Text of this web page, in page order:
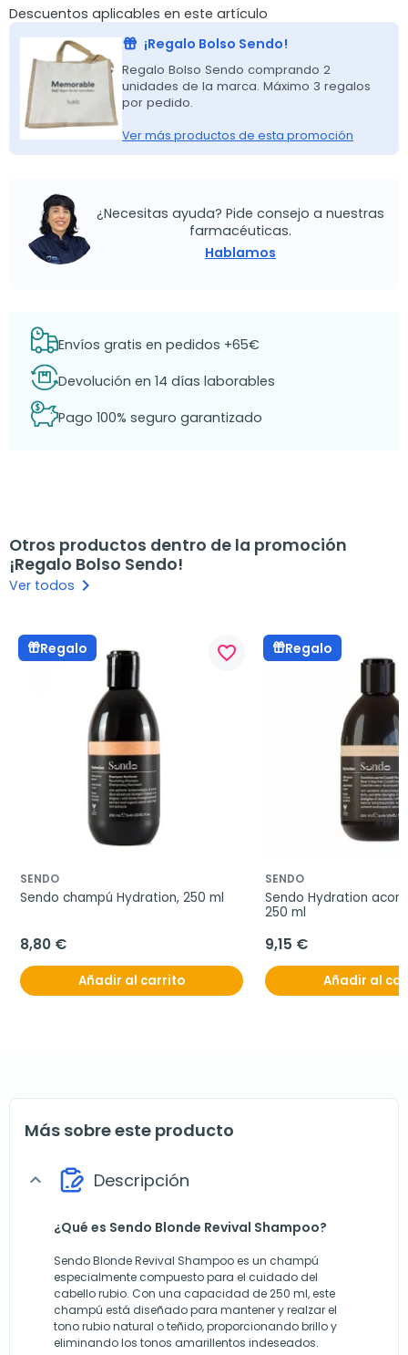
Descuentos aplicables en este artículo
¡Regalo Bolso Sendo!
Regalo Bolso Sendo comprando 2
unidades de la marca. Máximo 3 regalos
por pedido.
Ver más productos de esta promoción
¿Necesitas ayuda? Pide consejo a nuestras
farmacéuticas.
Hablamos
Envíos gratis en pedidos +65€
Devolución en 14 días laborables
Pago 100% seguro garantizado
Otros productos dentro de la promoción
¡Regalo Bolso Sendo!
Ver todos keyboard_arrow_right
Regalo favorite_border
SENDO
Sendo champú Hydration, 250 ml
8,80 €
Añadir al carrito
Regalo
SENDO
Sendo Hydration
250 ml
9,15 €
Añadir al
Más sobre este producto
expand_more Descripción
¿Qué es Sendo Blonde Revival Shampoo?
Sendo Blonde Revival Shampoo es un champú
especialmente compuesto para el cuidado del
cabello rubio. Con una capacidad de 250 ml, este
champú está diseñado para mantener y realzar el
tono rubio natural o teñido, proporcionando brillo y
eliminando los tonos amarillentos indeseados.